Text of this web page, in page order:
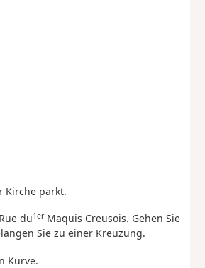
Kirche parkt.
du1erMaquis Creusois. Gehen Sie
Sie zu einer Kreuzung.
Kurve.